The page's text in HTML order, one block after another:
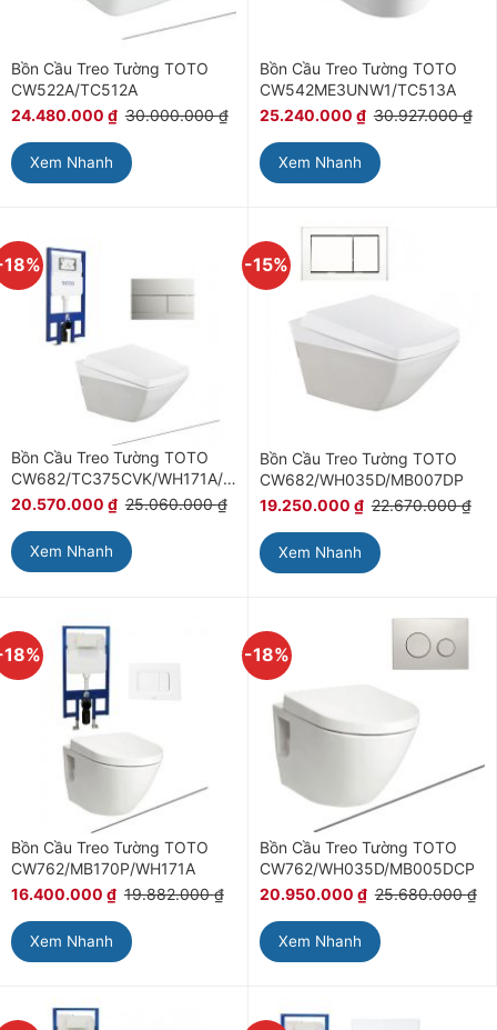
Bồn Cầu Treo Tường TOTO
CW522A/TC512A
24.480.000 ₫ 30.000.000₫
Xem Nhanh
Bồn Cầu Treo Tường TOTO
CW542ME3UNW1/TC513A
25.240.000 ₫ 30.927.000₫
Xem Nhanh
Bồn Cầu Treo Tường TOTO
CW682/TC375CVK/WH171A/MB171M#SS
20.570.000 ₫ 25.060.000₫
Xem Nhanh
-15%
Bồn Cầu Treo Tường TOTO
CW682/WH035D/MB007DP
19.250.000 ₫ 22.670.000₫
Xem Nhanh
Bồn Cầu Treo Tường TOTO
CW762/MB170P/WH171A
16.400.000 ₫ 19.882.000₫
Xem Nhanh
-18%
Bồn Cầu Treo Tường TOTO
CW762/WH035D/MB005DCP
20.950.000 ₫ 25.680.000₫
Xem Nhanh